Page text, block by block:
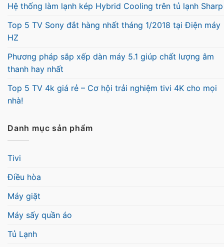
Hệ thống làm lạnh kép Hybrid Cooling trên tủ lạnh Sharp
Top 5 TV Sony đắt hàng nhất tháng 1/2018 tại Điện máy
HZ
Phương pháp sắp xếp dàn máy 5.1 giúp chất lượng âm
thanh hay nhất
Top 5 TV 4k giá rẻ – Cơ hội trải nghiệm tivi 4K cho mọi
nhà!
Danh mục sản phẩm
Tivi
Điều hòa
Máy giặt
Máy sấy quần áo
Tủ Lạnh